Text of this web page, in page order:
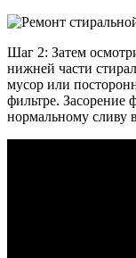
Шаг 2: Затем
нижней части
мусор или
фильтре. Засорение
нормальному сливу